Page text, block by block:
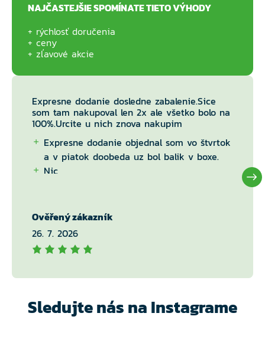
NAJČASTEJŠIE SPOMÍNATE TIETO VÝHODY
rýchlosť doručenia
ceny
zľavové akcie
Expresne dodanie dosledne zabalenie.Sice
som tam nakupoval len 2x ale všetko bolo na
100%.Urcite u nich znova nakupim
Expresne dodanie objednal som vo štvrtok
a v piatok doobeda uz bol balik v boxe.
Nic
Ověřený zákazník
26. 7. 2026
Sledujte nás na Instagrame